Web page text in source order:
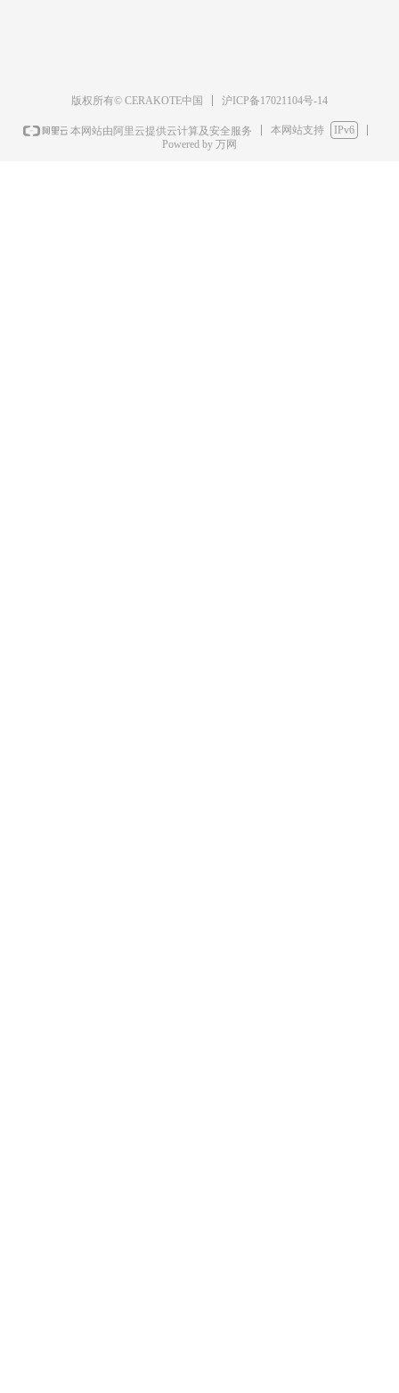
版权所有© CERAKOTE中国 沪ICP备17021104号-14
本网站由阿里云提供云计算及安全服务 本网站支持
IPv6
Powered by 万网